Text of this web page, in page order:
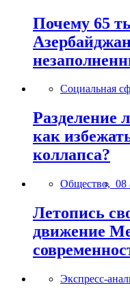
Почему 65
Социальная
Разделение
как
коллапса?
Общество, 08
Летопись
движение
Экспресс-